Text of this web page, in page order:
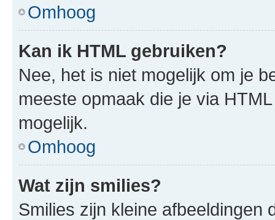
Omhoog
Kan ik HTML gebruiken?
Nee, het is niet mogelijk om je
meeste opmaak die je via
mogelijk.
Omhoog
Wat zijn smilies?
Smilies zijn kleine afbeeldingen